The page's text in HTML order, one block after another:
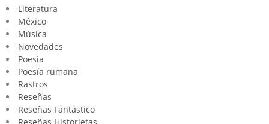
Literatura
México
Música
Novedades
Poesia
Poesía rumana
Rastros
Reseñas
Reseñas Fantástico